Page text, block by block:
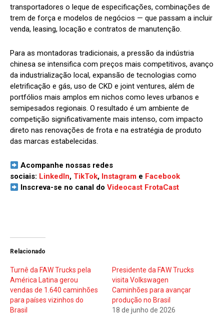
transportadores o leque de especificações, combinações de
trem de força e modelos de negócios — que passam a incluir
venda, leasing, locação e contratos de manutenção.
Para as montadoras tradicionais, a pressão da indústria
chinesa se intensifica com preços mais competitivos, avanço
da industrialização local, expansão de tecnologias como
eletrificação e gás, uso de CKD e joint ventures, além de
portfólios mais amplos em nichos como leves urbanos e
semipesados regionais. O resultado é um ambiente de
competição significativamente mais intenso, com impacto
direto nas renovações de frota e na estratégia de produto
das marcas estabelecidas.
Acompanhe nossas redes
sociais: LinkedIn, TikTok, Instagram e Facebook
Inscreva-se no canal doVideocast FrotaCast
Relacionado
Turnê da FAW Trucks pela
América Latina gerou
vendas de 1.640 caminhões
para países vizinhos do
Brasil
Presidente da FAW Trucks
visita Volkswagen
Caminhões para avançar
produção no Brasil
18 de junho de 2026